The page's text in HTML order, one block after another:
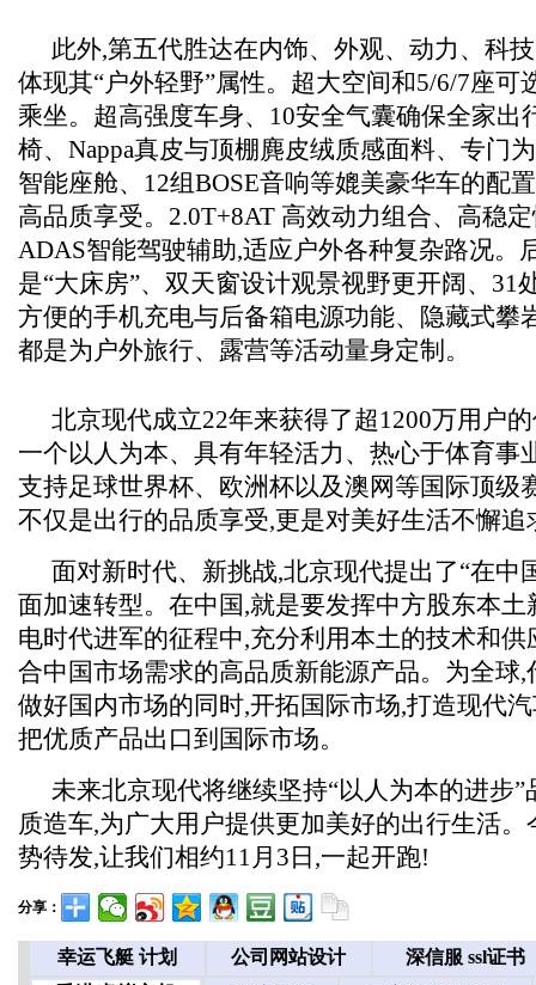
此外,第五代胜达在内饰、外观、动力、科
体现其“户外轻野”属性。超大空间和5/6/7座可
乘坐。超高强度车身、10安全气囊确保全家出
椅、Nappa真皮与顶棚麂皮绒质感面料、专门
智能座舱、12组BOSE音响等媲美豪华车的配
高品质享受。2.0T+8AT 高效动力组合、高稳
ADAS智能驾驶辅助,适应户外各种复杂路况。
是“大床房”、双天窗设计观景视野更开阔、31
方便的手机充电与后备箱电源功能、隐藏式攀
都是为户外旅行、露营等活动量身定制。
北京现代成立22年来获得了超1200万用户
一个以人为本、具有年轻活力、热心于体育事
支持足球世界杯、欧洲杯以及澳网等国际顶级
不仅是出行的品质享受,更是对美好生活不懈追
面对新时代、新挑战,北京现代提出了“在中
面加速转型。在中国,就是要发挥中方股东本土
电时代进军的征程中,充分利用本土的技术和
合中国市场需求的高品质新能源产品。为全球
做好国内市场的同时,开拓国际市场,打造现代
把优质产品出口到国际市场。
未来北京现代将继续坚持“以人为本的进步
质造车,为广大用户提供更加美好的出行生活
势待发,让我们相约11月3日,一起开跑!
分享：